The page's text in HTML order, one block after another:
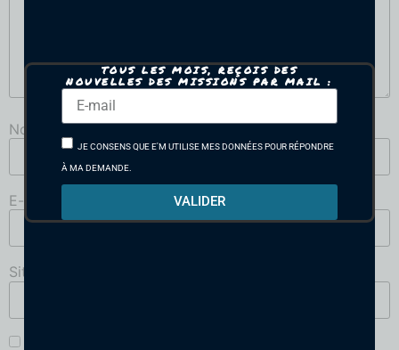
Nom
E-mail
Site web
TOUS LES MOIS, REÇOIS DES
NOUVELLES DES MISSIONS PAR MAIL :
JE CONSENS QUE E'M UTILISE MES DONNÉES POUR RÉPONDRE
À MA DEMANDE.
VALIDER